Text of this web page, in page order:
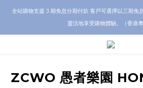
CRA5Y SHOP 全店 100% 正品保證｜支持香港本地 +
迎 WhatsApp 聯絡我們查詢代
全站購物支援 3 期免息分期付款 客戶可選擇以三期免
靈活地享受購物體驗。（香港專
CRA5Y SHOP 全店 100% 正品保證｜支持香港本地 +
ZCWO 愚者樂園